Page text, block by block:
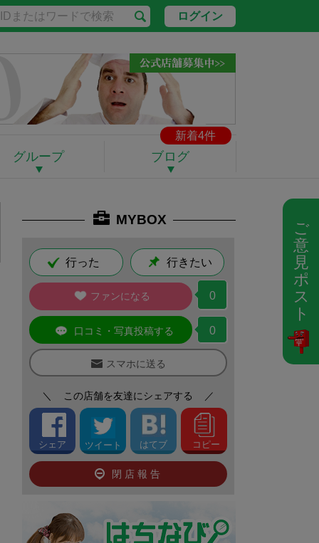
ご
意
見
ポ
ス
ト
ログイン
新着4件
グループ ブログ
MYBOX
行った 行きたい
ファンになる 0
口コミ・写真投稿する 0
スマホに送る
＼ この店舗を友達にシェアする ／
シェア ツイート はてブ コピー
閉店報告